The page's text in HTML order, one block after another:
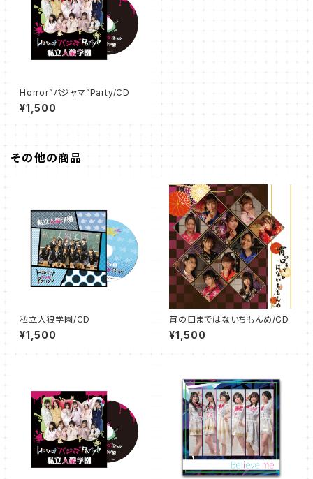
Horror”パジャマ”Party/CD
¥1,500
その他の商品
私立人狼学園/CD
¥1,500
宵の口まではないちもんめ/CD
¥1,500